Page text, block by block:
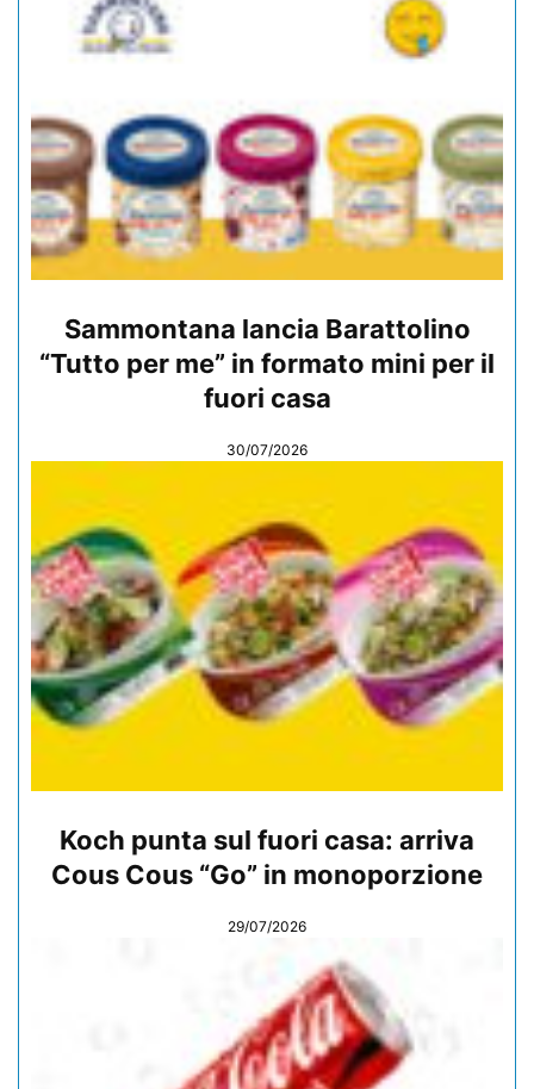
Sammontana lancia Barattolino
“Tutto per me” in formato mini per il
fuori casa
30/07/2026
Koch punta sul fuori casa: arriva
Cous Cous “Go” in monoporzione
29/07/2026